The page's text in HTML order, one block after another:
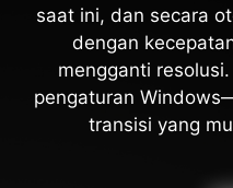
saat ini, dan secara
dengan
mengganti
pengaturan
transisi yang
AI VISION OFF